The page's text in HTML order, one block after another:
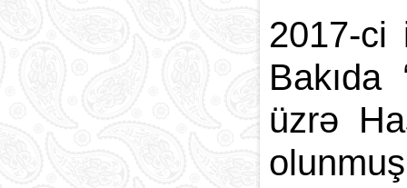
2017-ci
Bakıda
üzrə